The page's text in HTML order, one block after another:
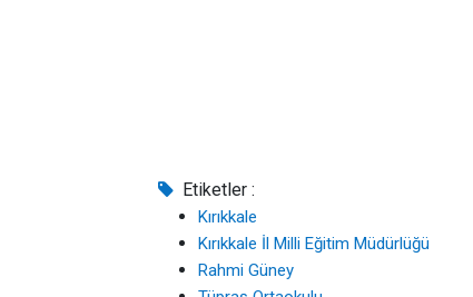
Etiketler :
Kırıkkale
Kırıkkale İl Milli Eğitim Müdürlüğü
Rahmi Güney